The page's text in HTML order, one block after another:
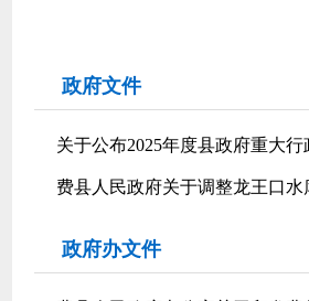
政府文件
关于公布2025年度县政府重大
费县人民政府关于调整龙王口
政府办文件